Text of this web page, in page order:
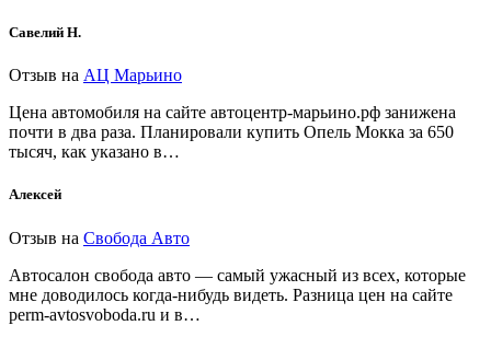
Савелий Н.
Отзыв на АЦ Марьино
Цена автомобиля на сайте автоцентр-марьино.рф занижена
почти в два раза. Планировали купить Опель Мокка за 650
тысяч, как указано в…
Алексей
Отзыв на Свобода Авто
Автосалон свобода авто — самый ужасный из всех, которые
мне доводилось когда-нибудь видеть. Разница цен на сайте
perm-avtosvoboda.ru и в…